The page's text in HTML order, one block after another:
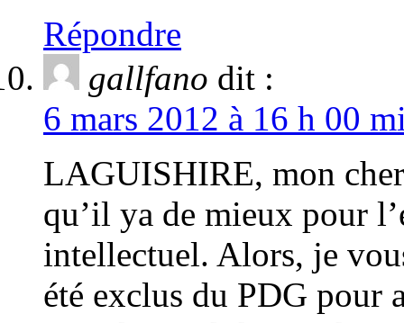
Répondre
gallfano dit :
6 mars 2012 à 16 h 00
LAGUISHIRE, mon
qu’il ya de mieux pour
intellectuel. Alors, je
été exclus du PDG pour